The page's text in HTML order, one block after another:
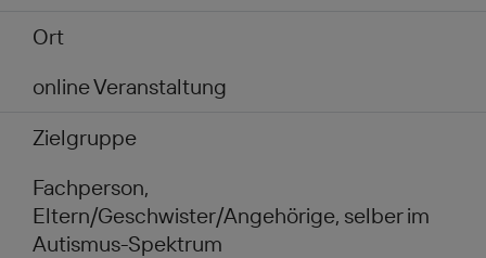
Ort
online Veranstaltung
Zielgruppe
Fachperson,
Eltern/Geschwister/Angehörige, selber im
Autismus-Spektrum